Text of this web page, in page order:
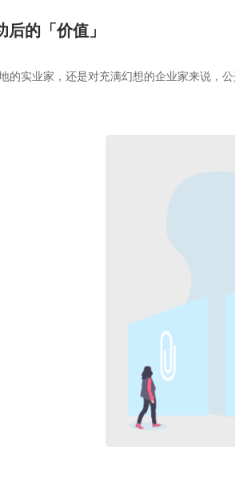
后的「价值」
的实业家，还是对充满幻想的企业家来说，